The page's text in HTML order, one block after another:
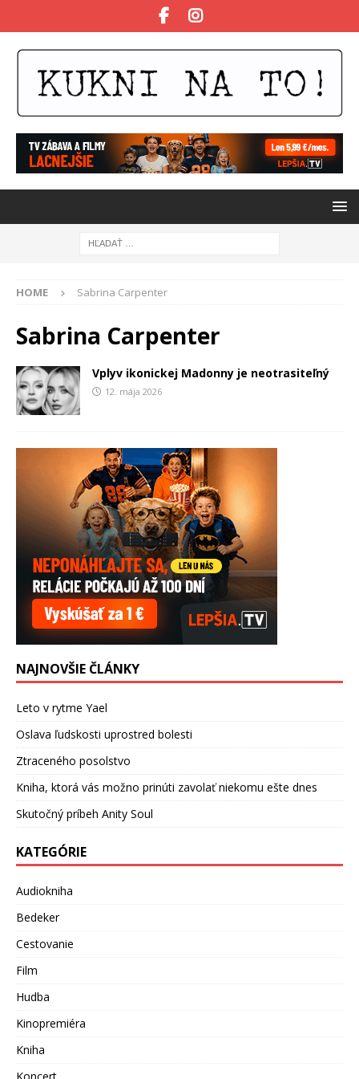
HOME Sabrina Carpenter
Sabrina Carpenter
Vplyv ikonickej Madonny je neotrasiteľný
12. mája 2026
NAJNOVŠIE ČLÁNKY
Leto v rytme Yael
Oslava ľudskosti uprostred bolesti
Ztraceného posolstvo
Kniha, ktorá vás možno prinúti zavolať niekomu ešte dnes
Skutočný príbeh Anity Soul
KATEGÓRIE
Audiokniha
Bedeker
Cestovanie
Film
Hudba
Kinopremiéra
Kniha
Koncert